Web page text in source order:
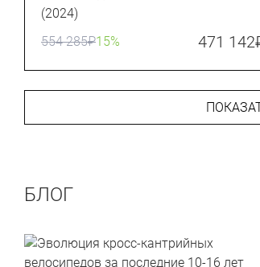
(2024)
554 285₽15% 471 142
БЛОГ